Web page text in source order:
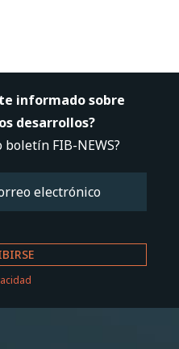
informado sobre
desarrollos?
FIB-NEWS?